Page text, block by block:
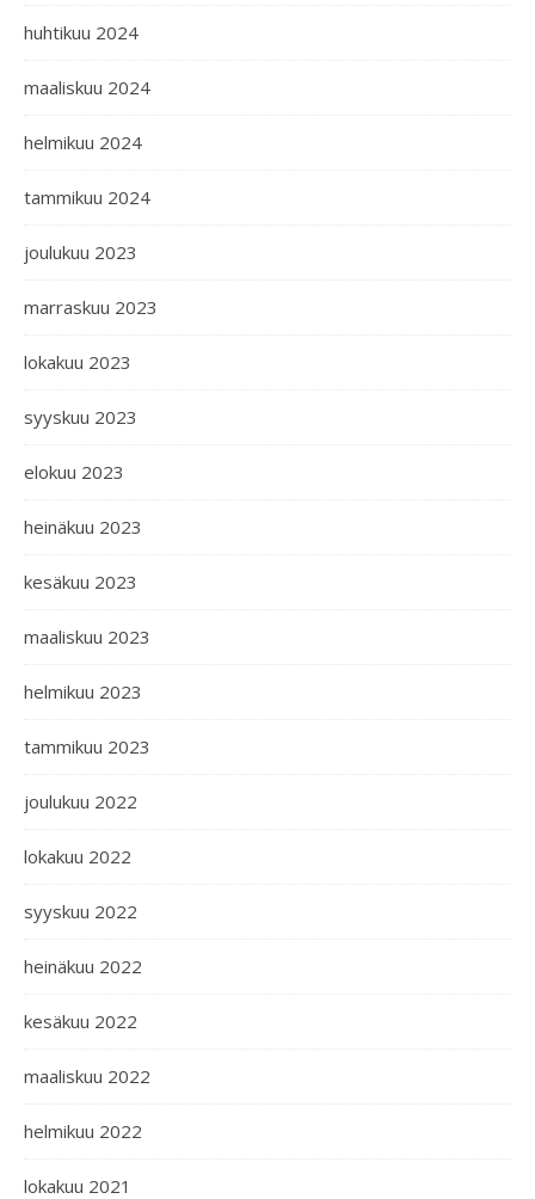
huhtikuu 2024
maaliskuu 2024
helmikuu 2024
tammikuu 2024
joulukuu 2023
marraskuu 2023
lokakuu 2023
syyskuu 2023
elokuu 2023
heinäkuu 2023
kesäkuu 2023
maaliskuu 2023
helmikuu 2023
tammikuu 2023
joulukuu 2022
lokakuu 2022
syyskuu 2022
heinäkuu 2022
kesäkuu 2022
maaliskuu 2022
helmikuu 2022
lokakuu 2021